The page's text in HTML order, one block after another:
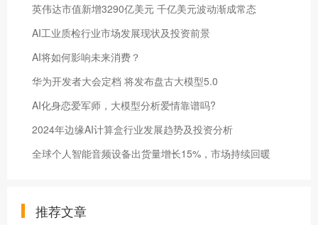
英伟达市值新增3290亿美元 千亿美元波动渐成常态
AI工业质检行业市场发展现状及投资前景
AI将如何影响未来消费？
华为开发者大会定档 将发布盘古大模型5.0
AI化身恋爱军师，大模型分析爱情靠谱吗?
2024年边缘AI计算盒行业发展趋势及投资分析
​全球个人智能音频设备出货量增长15%，市场持续回暖
推荐文章